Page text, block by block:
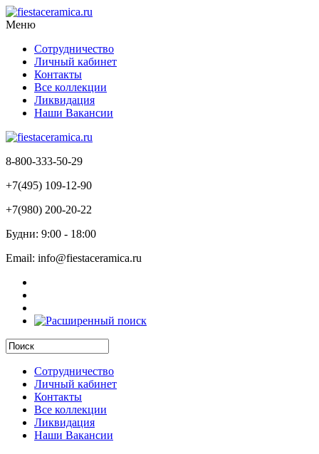
Меню
Сотрудничество
Личный кабинет
Контакты
Все коллекции
Ликвидация
Наши Вакансии
8-800-333-50-29
+7(495) 109-12-90
+7(980) 200-20-22
Будни: 9:00 - 18:00
Email: info@fiestaceramica.ru
Сотрудничество
Личный кабинет
Контакты
Все коллекции
Ликвидация
Наши Вакансии